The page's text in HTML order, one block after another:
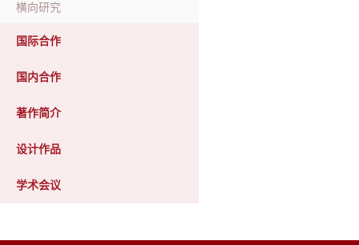
横向研究
国际合作
国内合作
著作简介
设计作品
学术会议